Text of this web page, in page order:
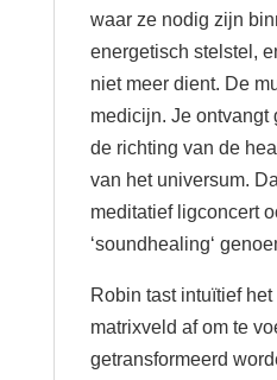
waar ze nodig zijn
energetisch stelstel,
niet meer dient. De
medicijn. Je ontvangt
de richting van de
van het universum.
meditatief ligconcert
‘soundhealing‘
Robin tast intuïtief
matrixveld af om te
getransformeerd